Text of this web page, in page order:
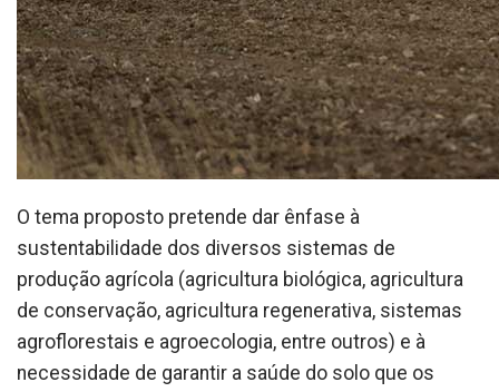
O tema proposto pretende dar ênfase à
sustentabilidade dos diversos sistemas de
produção agrícola (agricultura biológica, agricultura
de conservação, agricultura regenerativa, sistemas
agroflorestais e agroecologia, entre outros) e à
necessidade de garantir a saúde do solo que os